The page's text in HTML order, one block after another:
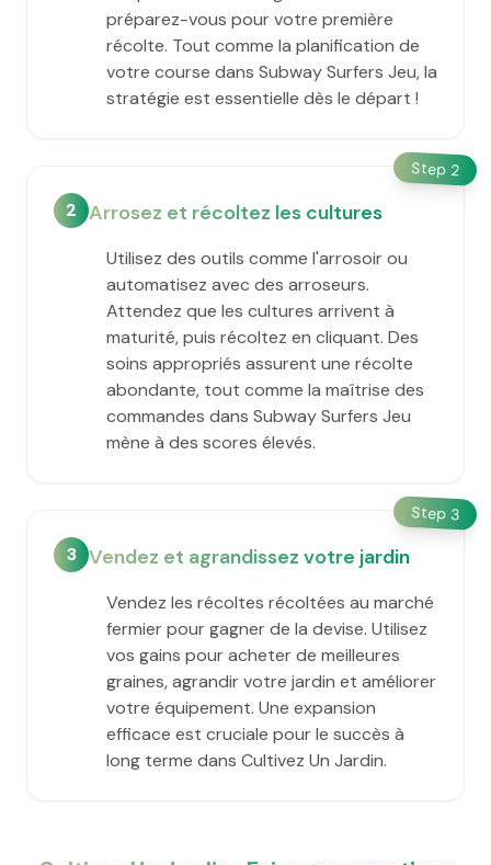
préparez-vous pour votre première
récolte. Tout comme la planification de
votre course dans Subway Surfers Jeu, la
stratégie est essentielle dès le départ !
Step 2
2 Arrosez et récoltez les cultures
Utilisez des outils comme l'arrosoir ou
automatisez avec des arroseurs.
Attendez que les cultures arrivent à
maturité, puis récoltez en cliquant. Des
soins appropriés assurent une récolte
abondante, tout comme la maîtrise des
commandes dans Subway Surfers Jeu
mène à des scores élevés.
Step 3
3 Vendez et agrandissez votre jardin
Vendez les récoltes récoltées au marché
fermier pour gagner de la devise. Utilisez
vos gains pour acheter de meilleures
graines, agrandir votre jardin et améliorer
votre équipement. Une expansion
efficace est cruciale pour le succès à
long terme dans Cultivez Un Jardin.